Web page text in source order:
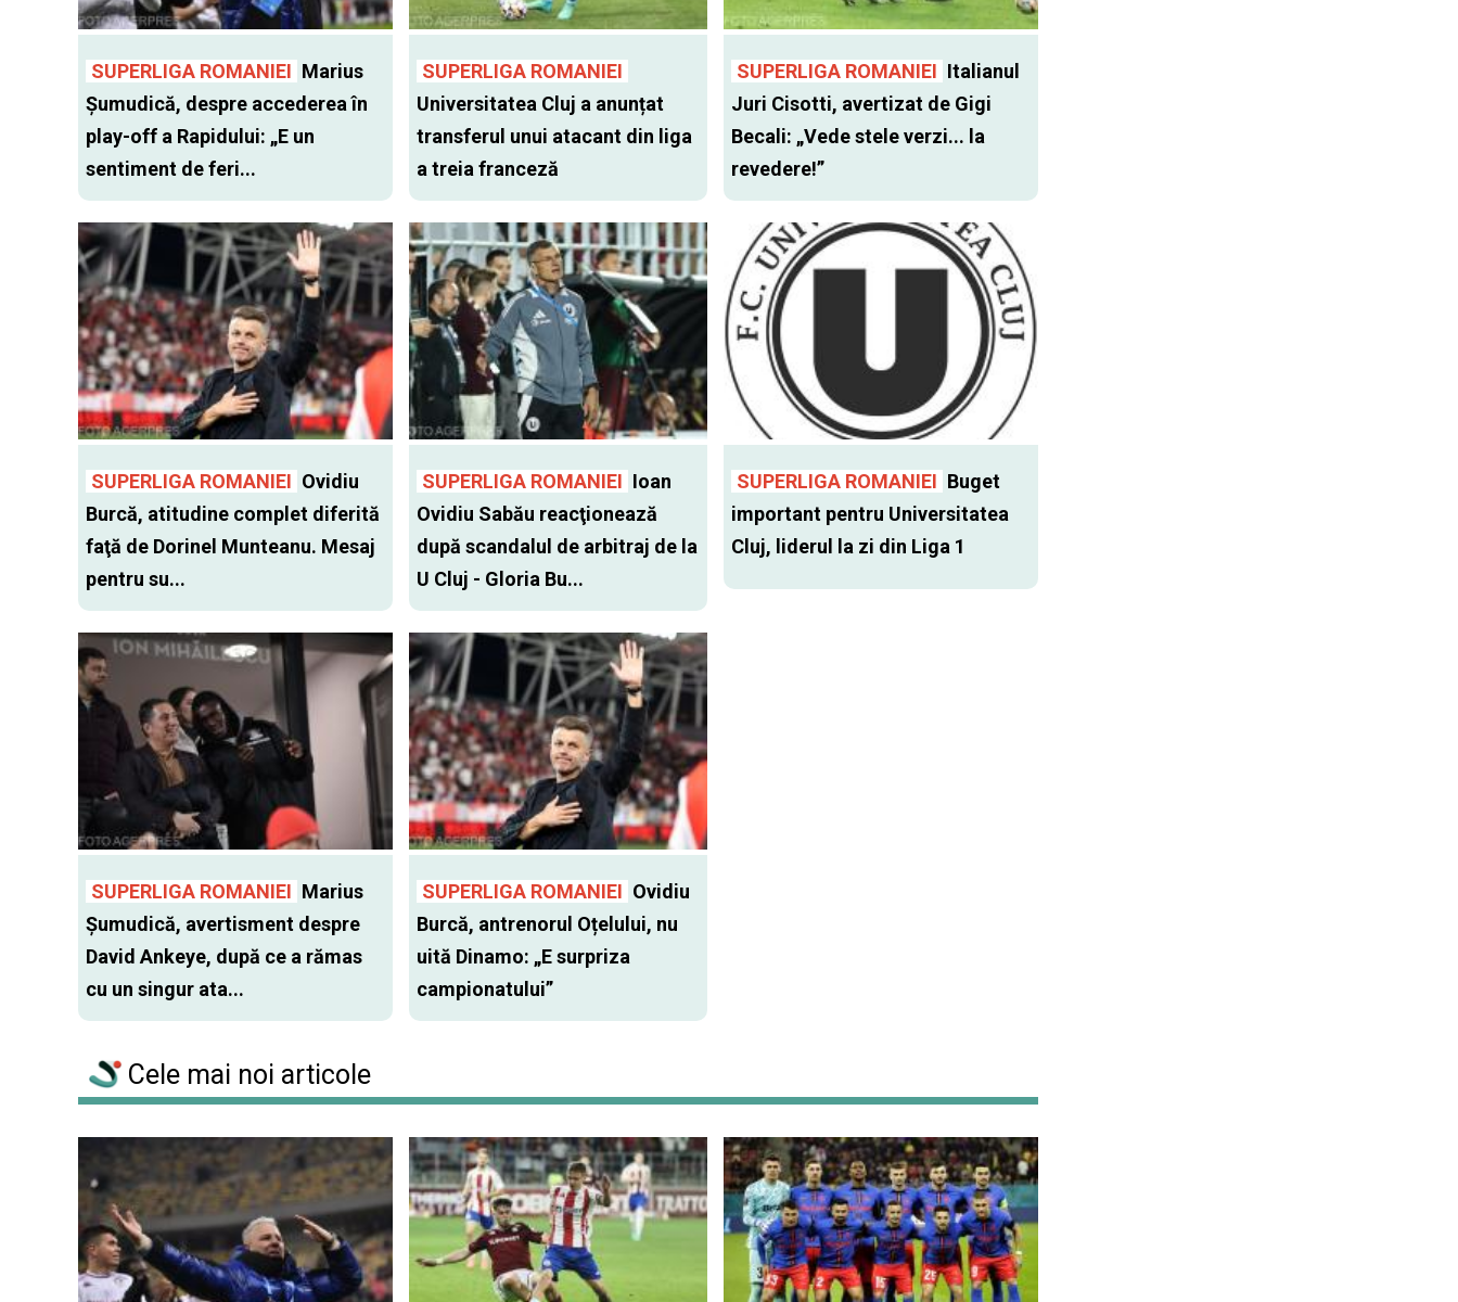
SUPERLIGA ROMANIEI Marius
Șumudică, despre accederea în
play-off a Rapidului: „E un
sentiment de feri...
SUPERLIGA ROMANIEI
Universitatea Cluj a anunțat
transferul unui atacant din liga
a treia franceză
SUPERLIGA ROMANIEI Italianul
Juri Cisotti, avertizat de Gigi
Becali: „Vede stele verzi... la
revedere!”
SUPERLIGA ROMANIEI Ovidiu
Burcă, atitudine complet diferită
faţă de Dorinel Munteanu. Mesaj
pentru su...
SUPERLIGA ROMANIEI Ioan
Ovidiu Sabău reacţionează
după scandalul de arbitraj de la
U Cluj - Gloria Bu...
SUPERLIGA ROMANIEI Buget
important pentru Universitatea
Cluj, liderul la zi din Liga 1
SUPERLIGA ROMANIEI Marius
Şumudică, avertisment despre
David Ankeye, după ce a rămas
cu un singur ata...
SUPERLIGA ROMANIEI Ovidiu
Burcă, antrenorul Oțelului, nu
uită Dinamo: „E surpriza
campionatului”
Cele mai noi articole